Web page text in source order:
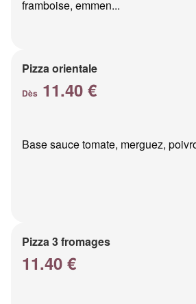
framboise, emmen...
Pizza orientale
Dès 11.40 €
Base sauce tomate, merguez,
Pizza 3 fromages
11.40 €